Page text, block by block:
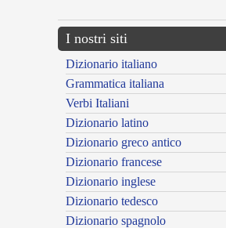
I nostri siti
Dizionario italiano
Grammatica italiana
Verbi Italiani
Dizionario latino
Dizionario greco antico
Dizionario francese
Dizionario inglese
Dizionario tedesco
Dizionario spagnolo